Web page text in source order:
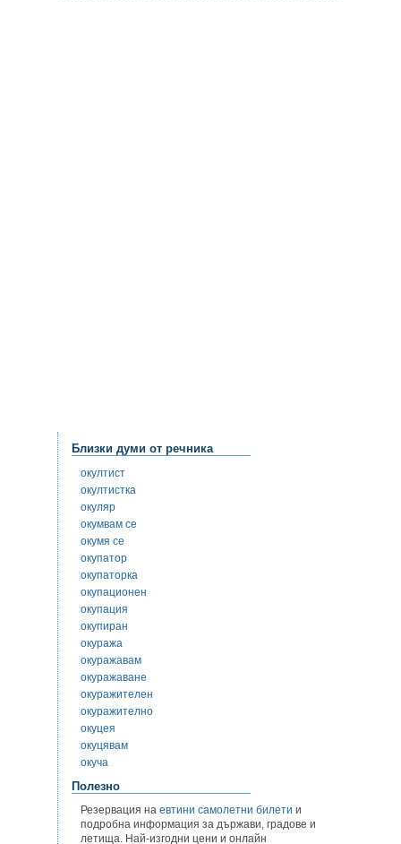
Близки думи от речника
окултист
окултистка
окуляр
окумвам се
окумя се
окупатор
окупаторка
окупационен
окупация
окупиран
окуража
окуражавам
окуражаване
окуражителен
окуражително
окуцея
окуцявам
окуча
Полезно
Резервация на евтини самолетни билети и
подробна информация за държави, градове и
летища. Най-изгодни цени и онлайн